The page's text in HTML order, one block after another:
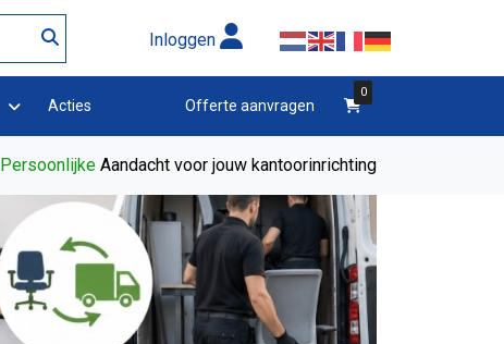
Inloggen
Acties winkelwagen
0
Offerte aanvragen
Persoonlijke Aandacht voor jouw kantoorinrichting